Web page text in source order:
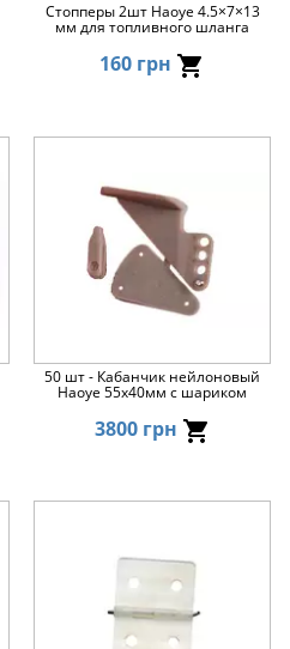
Стопперы 2шт Haoye 4.5×7×13
мм для топливного шланга
160 грн
50 шт - Кабанчик нейлоновый
Haoye 55x40мм с шариком
3800 грн